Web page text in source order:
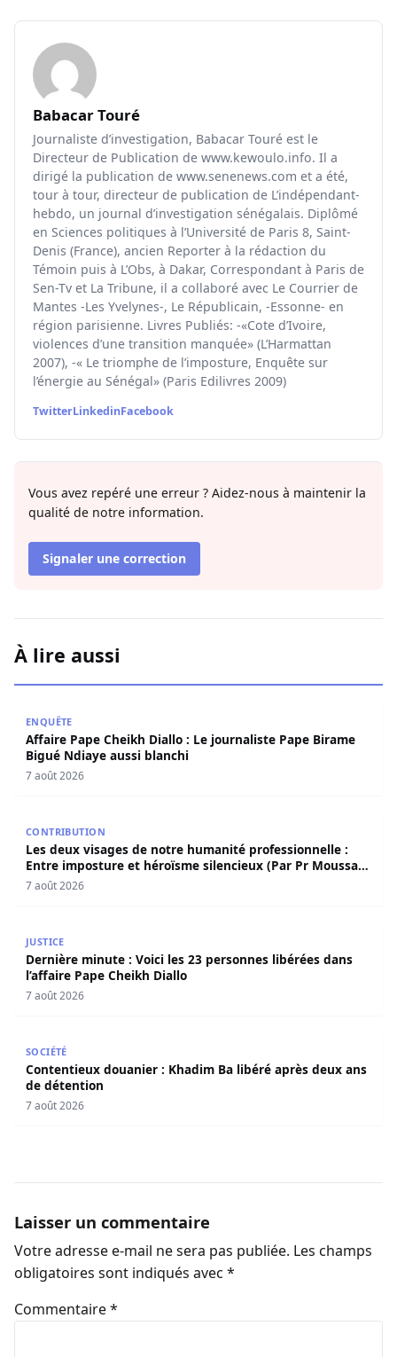
Babacar Touré
Journaliste d’investigation, Babacar Touré est le
Directeur de Publication de www.kewoulo.info. Il a
dirigé la publication de www.senenews.com et a été,
tour à tour, directeur de publication de L’indépendant-
hebdo, un journal d’investigation sénégalais. Diplômé
en Sciences politiques à l’Université de Paris 8, Saint-
Denis (France), ancien Reporter à la rédaction du
Témoin puis à L’Obs, à Dakar, Correspondant à Paris de
Sen-Tv et La Tribune, il a collaboré avec Le Courrier de
Mantes -Les Yvelynes-, Le Républicain, -Essonne- en
région parisienne. Livres Publiés: -«Cote d’Ivoire,
violences d’une transition manquée» (L’Harmattan
2007), -« Le triomphe de l’imposture, Enquête sur
l’énergie au Sénégal» (Paris Edilivres 2009)
TwitterLinkedinFacebook
Vous avez repéré une erreur ? Aidez-nous à maintenir la
qualité de notre information.
Signaler une correction
À lire aussi
ENQUÊTE
Affaire Pape Cheikh Diallo : Le journaliste Pape Birame
Bigué Ndiaye aussi blanchi
7 août 2026
CONTRIBUTION
Les deux visages de notre humanité professionnelle :
Entre imposture et héroïsme silencieux (Par Pr Moussa
Seydi)
7 août 2026
JUSTICE
Dernière minute : Voici les 23 personnes libérées dans
l’affaire Pape Cheikh Diallo
7 août 2026
SOCIÉTÉ
Contentieux douanier : Khadim Ba libéré après deux ans
de détention
7 août 2026
Laisser un commentaire
Votre adresse e-mail ne sera pas publiée. Les champs
obligatoires sont indiqués avec *
Commentaire*